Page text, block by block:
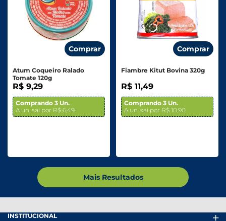
Comprar
Atum Coqueiro Ralado
Tomate 120g
R$ 9,29
Comprando 3 Un.
A un. sai por R$ 6,49
Comprar
Fiambre Kitut Bovina 320g
R$ 11,49
Comprando 3 Un.
A un. sai por R$ 10,90
Mais Resultados
INSTITUCIONAL